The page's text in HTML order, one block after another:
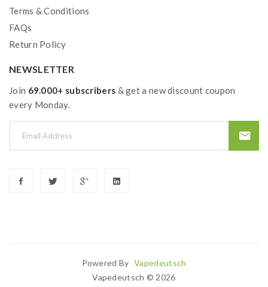
Terms & Conditions
FAQs
Return Policy
NEWSLETTER
Join 69.000+ subscribers & get a new discount coupon
every Monday.
Powered By
Casino Sites Online Casino Uk
Vapedeutsch
Vapedeutsch © 2026